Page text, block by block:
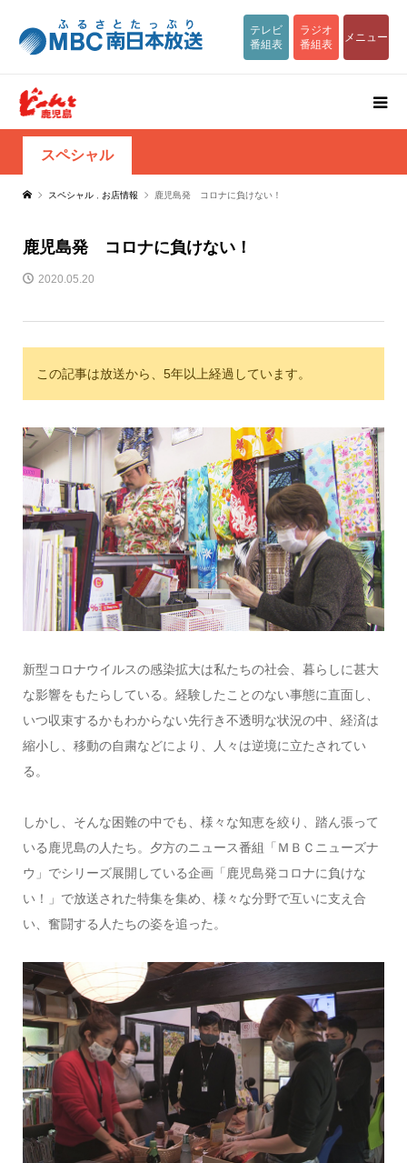
テレビ
番組表
ラジオ
番組表
メニュー
スペシャル
スペシャル お店情報 鹿児島発 コロナに負けない！
鹿児島発 コロナに負けない！
2020.05.20
この記事は放送から、5年以上経過しています。
新型コロナウイルスの感染拡大は私たちの社会、暮らしに甚大
な影響をもたらしている。経験したことのない事態に直面し、
いつ収束するかもわからない先行き不透明な状況の中、経済は
縮小し、移動の自粛などにより、人々は逆境に立たされてい
る。
しかし、そんな困難の中でも、様々な知恵を絞り、踏ん張って
いる鹿児島の人たち。夕方のニュース番組「ＭＢＣニューズナ
ウ」でシリーズ展開している企画「鹿児島発コロナに負けな
い！」で放送された特集を集め、様々な分野で互いに支え合
い、奮闘する人たちの姿を追った。